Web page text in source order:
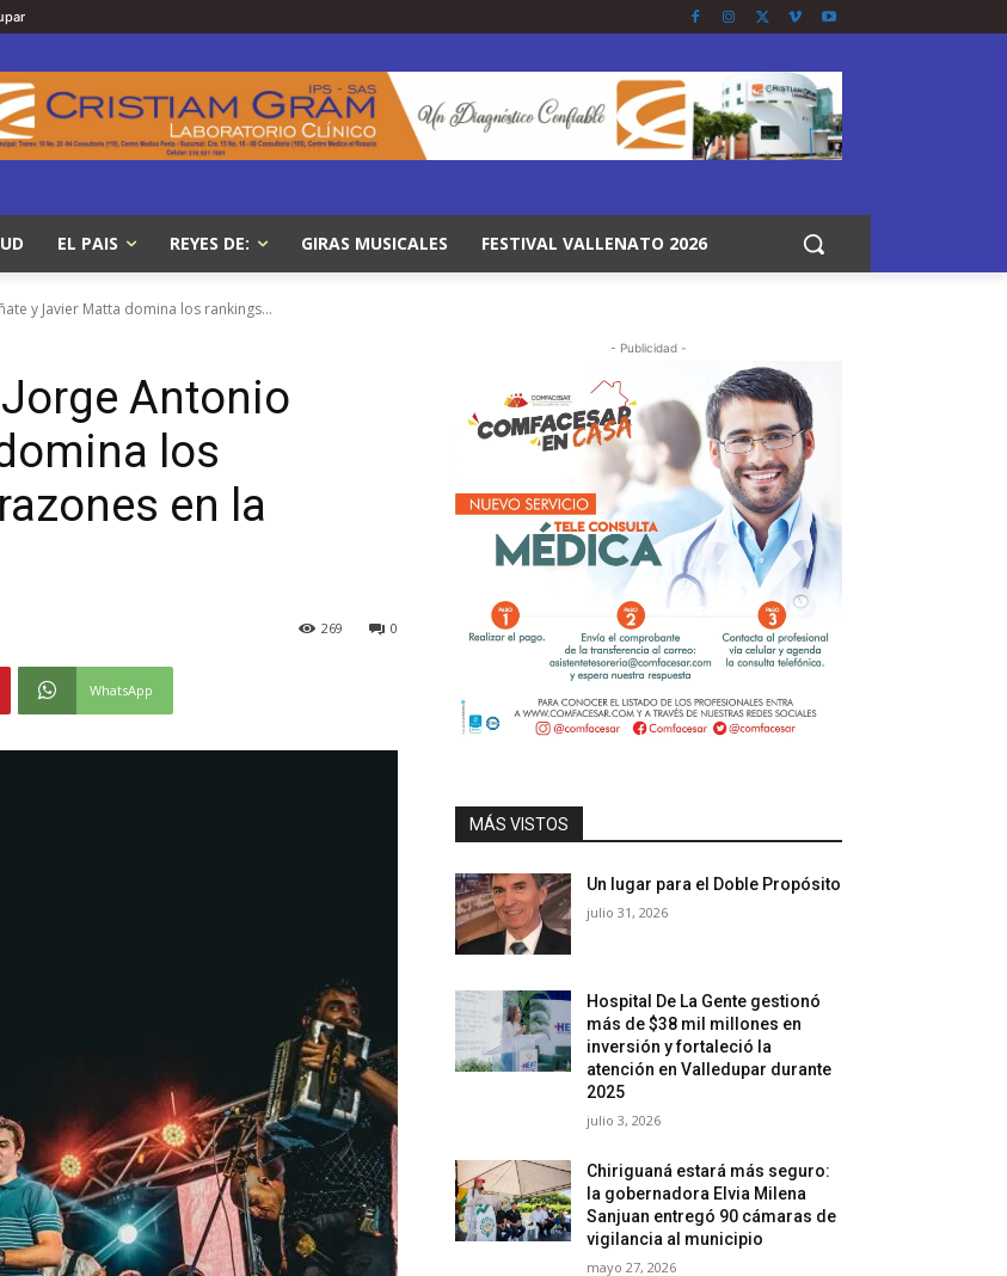
EL PAIS REYES DE: GIRAS MUSICALES FESTIVAL VALLENATO 2026
y Javier Matta domina los rankings...
Jorge Antonio
los
en la
0
269
WhatsApp
- Publicidad -
MÁS VISTOS
Un lugar para el Doble Propósito
julio 31, 2026
Hospital De La Gente gestionó
más de $38 mil millones en
inversión y fortaleció la
atención en Valledupar durante
2025
julio 3, 2026
Chiriguaná estará más seguro:
la gobernadora Elvia Milena
Sanjuan entregó 90 cámaras de
vigilancia al municipio
mayo 27, 2026